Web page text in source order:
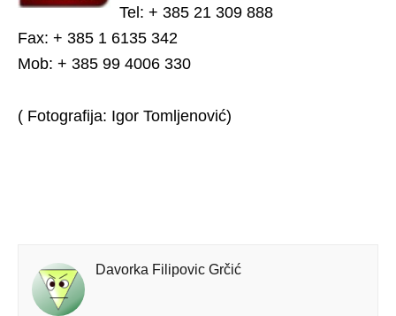
Tel: + 385 21 309 888
Fax: + 385 1 6135 342
Mob: + 385 99 4006 330
( Fotografija: Igor Tomljenović)
Davorka Filipovic Grčić